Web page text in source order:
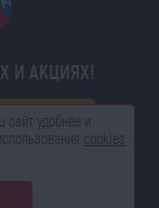
И АКЦИЯХ!
информации с сайта
сайт удобнее и
cookies